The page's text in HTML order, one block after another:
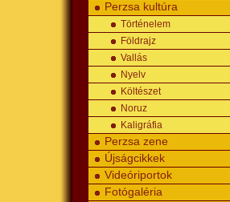
Perzsa kultúra
Történelem
Földrajz
Vallás
Nyelv
Költészet
Noruz
Kaligráfia
Perzsa zene
Újságcikkek
Videóriportok
Fotógaléria